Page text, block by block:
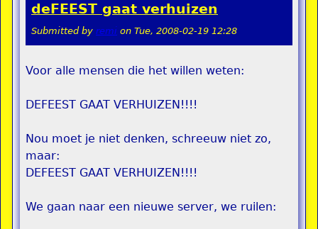
deFEEST gaat verhuizen
Submitted by remi on Tue, 2008-02-19 12:28
Voor alle mensen die het willen weten:
DEFEEST GAAT VERHUIZEN!!!!
Nou moet je niet denken, schreeuw niet zo,
maar:
DEFEEST GAAT VERHUIZEN!!!!
We gaan naar een nieuwe server, we ruilen: